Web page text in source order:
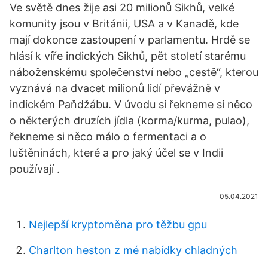
Ve světě dnes žije asi 20 milionů Sikhů, velké
komunity jsou v Británii, USA a v Kanadě, kde
mají dokonce zastoupení v parlamentu. Hrdě se
hlásí k víře indických Sikhů, pět století starému
náboženskému společenství nebo „cestě“, kterou
vyznává na dvacet milionů lidí převážně v
indickém Paňdžábu. V úvodu si řekneme si něco
o některých druzích jídla (korma/kurma, pulao),
řekneme si něco málo o fermentaci a o
luštěninách, které a pro jaký účel se v Indii
používají .
05.04.2021
Nejlepší kryptoměna pro těžbu gpu
Charlton heston z mé nabídky chladných